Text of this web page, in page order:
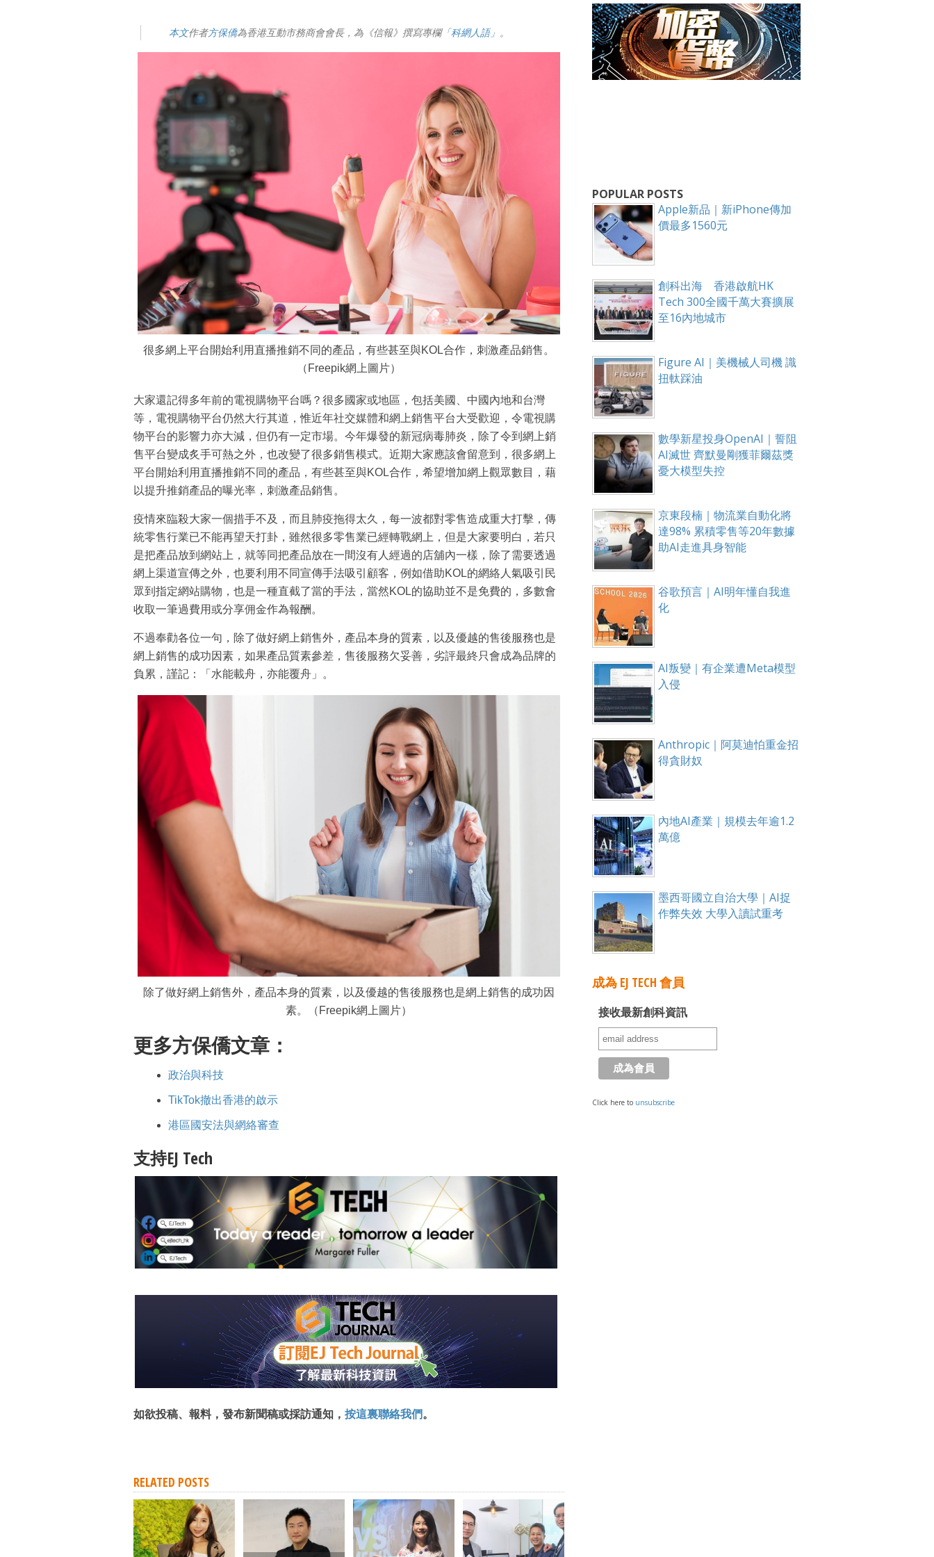
本文作者方保僑為香港互動市務商會會長，為《信報》撰寫專欄「科網人語」 。
很多網上平台開始利用直播推銷不同的產品，有些甚至與KOL合作，刺激產品銷售。
（Freepik網上圖片）
大家還記得多年前的電視購物平台嗎？很多國家或地區，包括美國、中國內地和台灣
等，電視購物平台仍然大行其道，惟近年社交媒體和網上銷售平台大受歡迎，令電視購
物平台的影響力亦大減，但仍有一定市場。今年爆發的新冠病毒肺炎，除了令到網上銷
售平台變成炙手可熱之外，也改變了很多銷售模式。近期大家應該會留意到，很多網上
平台開始利用直播推銷不同的產品，有些甚至與KOL合作，希望增加網上觀眾數目，藉
以提升推銷產品的曝光率，刺激產品銷售。
疫情來臨殺大家一個措手不及，而且肺疫拖得太久，每一波都對零售造成重大打擊，傳
統零售行業已不能再望天打卦，雖然很多零售業已經轉戰網上，但是大家要明白，若只
是把產品放到網站上，就等同把產品放在一間沒有人經過的店舖內一樣，除了需要透過
網上渠道宣傳之外，也要利用不同宣傳手法吸引顧客，例如借助KOL的網絡人氣吸引民
眾到指定網站購物，也是一種直截了當的手法，當然KOL的協助並不是免費的，多數會
收取一筆過費用或分享佣金作為報酬。
不過奉勸各位一句，除了做好網上銷售外，產品本身的質素，以及優越的售後服務也是
網上銷售的成功因素，如果產品質素參差，售後服務欠妥善，劣評最終只會成為品牌的
負累，謹記：「水能載舟，亦能覆舟」。
除了做好網上銷售外，產品本身的質素，以及優越的售後服務也是網上銷售的成功因
素。（Freepik網上圖片）
更多方保僑文章：
政治與科技
TikTok撤出香港的啟示
港區國安法與網絡審查
支持EJ Tech
如欲投稿、報料，發布新聞稿或採訪通知， 按這裏聯絡我們。
RELATED POSTS
POPULAR POSTS
Apple新品｜新iPhone傳加
價最多1560元
創科出海 香港啟航HK
Tech 300全國千萬大賽擴展
至16內地城市
Figure AI｜美機械人司機 識
扭軚踩油
數學新星投身OpenAI｜誓阻
AI滅世 齊默曼剛獲菲爾茲獎
憂大模型失控
京東段楠｜物流業自動化將
達98% 累積零售等20年數據
助AI走進具身智能
谷歌預言｜AI明年懂自我進
化
AI叛變｜有企業遭Meta模型
入侵
Anthropic｜阿莫迪怕重金招
得貪財奴
內地AI產業｜規模去年逾1.2
萬億
墨西哥國立自治大學｜AI捉
作弊失效 大學入讀試重考
成為 EJ TECH 會員
接收最新創科資訊
Click here to unsubscribe
成為 EJ Tech 會員
最新資訊（附創業懶人包），直達郵箱！